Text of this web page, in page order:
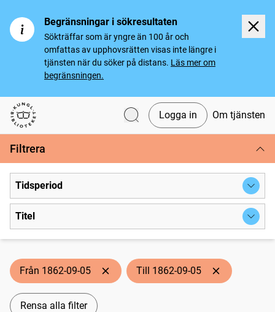
Begränsningar i sökresultaten
Sökträffar som är yngre än 100 år och
omfattas av upphovsrätten visas inte längre i
tjänsten när du söker på distans. Läs mer om
begränsningen.
Svenska tidningar
Logga in Om tjänsten
Filtrera
Tidsperiod
Titel
Från 1862-09-05 Till 1862-09-05
Rensa alla filter